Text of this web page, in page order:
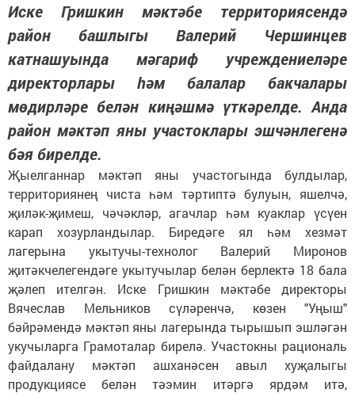
Иске Гришкин мәктәбе территориясендә
район башлыгы Валерий Чершинцев
катнашуында мәгариф учреждениеләре
директорлары һәм балалар бакчалары
мөдирләре белән киңәшмә үткәрелде. Анда
район мәктәп яны участоклары эшчәнлегенә
бәя бирелде.
Җыелганнар мәктәп яны участогында булдылар,
территориянең чиста һәм тәртиптә булуын, яшелчә,
җиләк-җимеш, чәчәкләр, агачлар һәм куаклар үсүен
карап хозурландылар. Биредәге ял һәм хезмәт
лагерына укытучы-технолог Валерий Миронов
җитәкчелегендәге укытучылар белән берлектә 18 бала
җәлеп ителгән. Иске Гришкин мәктәбе директоры
Вячеслав Мельников сүләренчә, көзен "Уңыш"
бәйрәмендә мәктәп яны лагерында тырышып эшләгән
укучыларга Грамоталар бирелә. Участокны рациональ
файдалану мәктәп ашханәсен авыл хуҗалыгы
продукциясе белән тәэмин итәргә ярдәм итә,